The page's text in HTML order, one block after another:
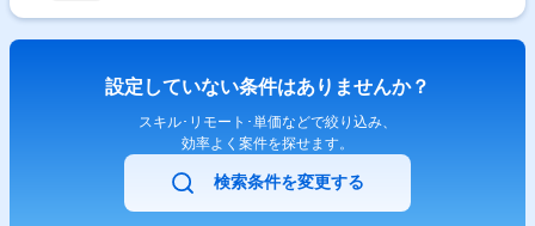
設定していない条件はありませんか？
スキル･リモート･単価などで絞り込み、
効率よく案件を探せます。
検索条件を変更する